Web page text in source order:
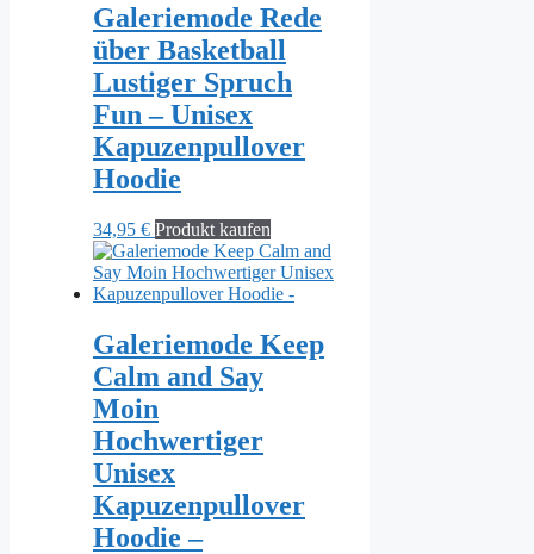
Galeriemode Rede
über Basketball
Lustiger Spruch
Fun – Unisex
Kapuzenpullover
Hoodie
34,95 € Produkt kaufen
Galeriemode Keep
Calm and Say
Moin
Hochwertiger
Unisex
Kapuzenpullover
Hoodie –